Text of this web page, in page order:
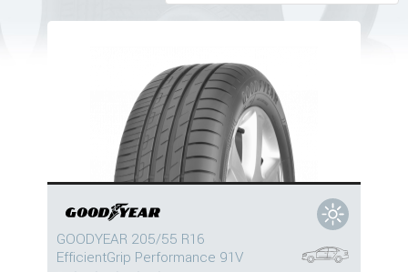
GOODYEAR 205/55 R16
EfficientGrip Performance 91V